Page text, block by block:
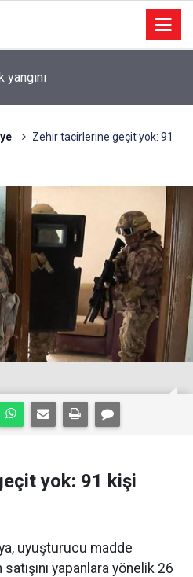
yangını
Zehir tacirlerine geçit yok: 91
yok: 91 kişi
uyuşturucu madde
yapanlara yönelik 26